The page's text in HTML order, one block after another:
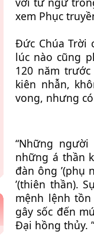
xem Phục
Đức Chúa Trời
lúc nào cũng
120 năm
kiên nhẫn,
vong, nhưng
“Những
những á thần
đàn ông ’(phụ
’(thiên thần).
mệnh lệnh
gây sốc đến
Đại hồng thủy. ”